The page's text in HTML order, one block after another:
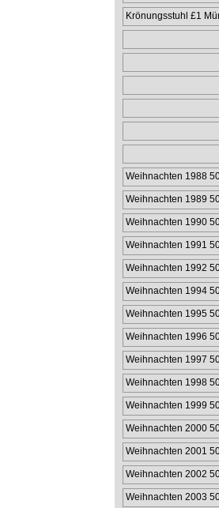
Krönungsstuhl £1
Weihnachten 1988
Weihnachten 1989
Weihnachten 1990
Weihnachten 1991
Weihnachten 1992
Weihnachten 1994
Weihnachten 1995
Weihnachten 1996
Weihnachten 1997
Weihnachten 1998
Weihnachten 1999
Weihnachten 2000
Weihnachten 2001
Weihnachten 2002
Weihnachten 2003